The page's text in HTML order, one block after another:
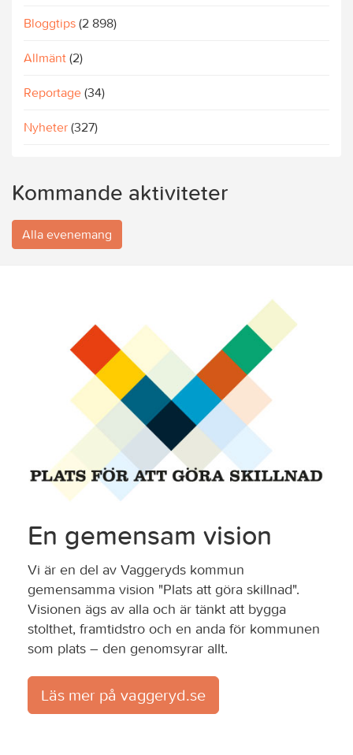
Bloggtips (2 898)
Allmänt (2)
Reportage (34)
Nyheter (327)
Kommande aktiviteter
Alla evenemang
En gemensam vision
Vi är en del av Vaggeryds kommun
gemensamma vision "Plats att göra skillnad".
Visionen ägs av alla och är tänkt att bygga
stolthet, framtidstro och en anda för kommunen
som plats – den genomsyrar allt.
Läs mer på vaggeryd.se